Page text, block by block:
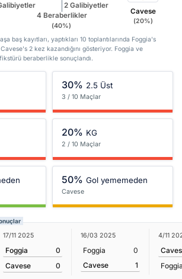
4 Beraberlikler
(40%)
2 Galibiyetler
Cavese
(20%)
baş kayıtları, yaptıkları 10 toplantılarında Foggia's
2 kez kazandığını gösteriyor. Foggia ve
beraberlikle sonuçlandı.
30% 2.5 Üst
3 / 10 Maçlar
20% KG
2 / 10 Maçlar
50% Gol yememeden
Cavese
17/11 2025
Foggia
0
Cavese
0
16/03 2025
Foggia
0
Cavese
1
4/11